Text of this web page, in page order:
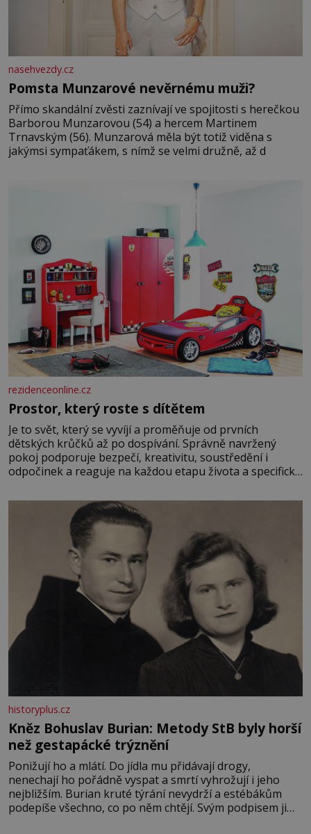
nasehvezdy.cz
Pomsta Munzarové nevěrnému muži?
Přímo skandální zvěsti zaznívají ve spojitosti s herečkou
Barborou Munzarovou (54) a hercem Martinem
Trnavským (56). Munzarová měla být totiž viděna s
jakýmsi sympaťákem, s nímž se velmi družně, až d
rezidenceonline.cz
Prostor, který roste s dítětem
Je to svět, který se vyvíjí a proměňuje od prvních
dětských krůčků až po dospívání. Správně navržený
pokoj podporuje bezpečí, kreativitu, soustředění i
odpočinek a reaguje na každou etapu života a specifické
měkkost a bezpečí, proto by pokoj miminka měl působit
především klidně a útulně. Předškolní věk je
historyplus.cz
Kněz Bohuslav Burian: Metody StB byly horší
než gestapácké trýznění
Ponižují ho a mlátí. Do jídla mu přidávají drogy,
nenechají ho pořádně vyspat a smrtí vyhrožují i jeho
nejbližším. Burian kruté týrání nevydrží a estébákům
podepíše všechno, co po něm chtějí. Svým podpisem jim